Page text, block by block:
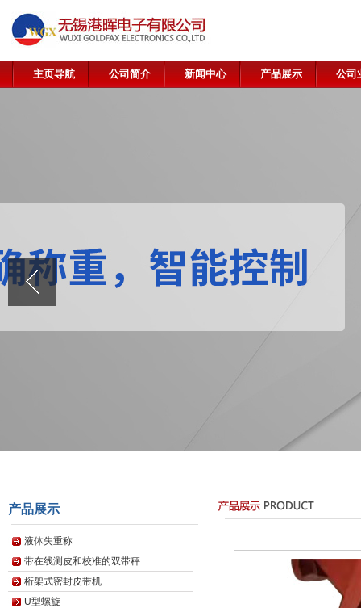
主页导航 公司简介 新闻中心 产品展示 公司
产品展示
液体失重称
带在线测皮和校准的双带秤
桁架式密封皮带机
U型螺旋